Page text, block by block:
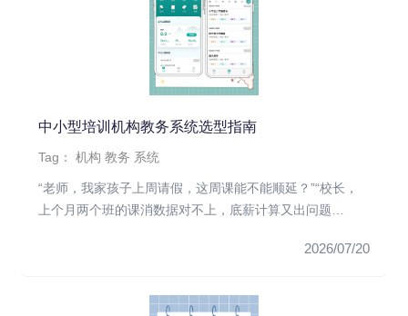
中小型培训机构教务系统选型指南
Tag：机构 教务 系统
“老师，我家孩子上周请假，这周课能不能顺延？”“校长，
上个月两个班的课消数据对不上，底薪计算又出问题
2026/07/20